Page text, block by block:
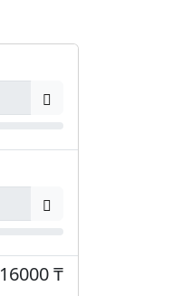
16000 ₸